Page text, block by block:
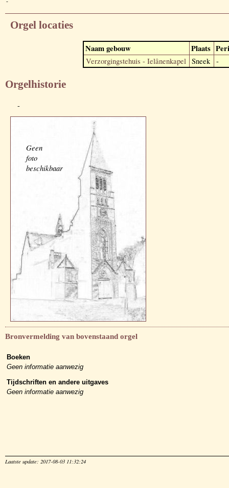
Orgel locaties
Naam gebouw Plaats
Verzorgingstehuis - Ielânenkapel Sneek -
Orgelhistorie
-
Geen
foto
beschikbaar
Bronvermelding van bovenstaand orgel
Boeken
Geen informatie aanwezig
Tijdschriften en andere uitgaves
Geen informatie aanwezig
Laatste update: 2017-08-03 11:32:24